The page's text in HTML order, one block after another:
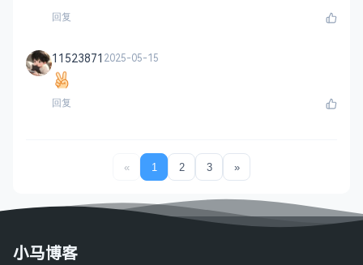
回复
11523871 2025-05-15
回复
« 1 2 3 »
小马博客